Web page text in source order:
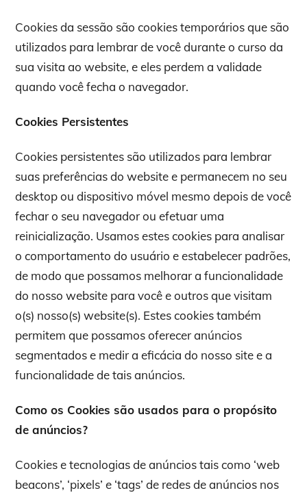
Cookies da sessão são cookies temporários que são
utilizados para lembrar de você durante o curso da
sua visita ao website, e eles perdem a validade
quando você fecha o navegador.
Cookies Persistentes
Cookies persistentes são utilizados para lembrar
suas preferências do website e permanecem no seu
desktop ou dispositivo móvel mesmo depois de você
fechar o seu navegador ou efetuar uma
reinicialização. Usamos estes cookies para analisar
o comportamento do usuário e estabelecer padrões,
de modo que possamos melhorar a funcionalidade
do nosso website para você e outros que visitam
o(s) nosso(s) website(s). Estes cookies também
permitem que possamos oferecer anúncios
segmentados e medir a eficácia do nosso site e a
funcionalidade de tais anúncios.
Como os Cookies são usados para o propósito
de anúncios?
Cookies e tecnologias de anúncios tais como ‘web
beacons’, ‘pixels’ e ‘tags’ de redes de anúncios nos